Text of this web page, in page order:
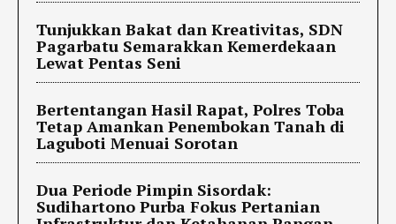
Tunjukkan Bakat dan Kreativitas, SDN
Pagarbatu Semarakkan Kemerdekaan
Lewat Pentas Seni
Bertentangan Hasil Rapat, Polres Toba
Tetap Amankan Penembokan Tanah di
Laguboti Menuai Sorotan
Dua Periode Pimpin Sisordak:
Sudihartono Purba Fokus Pertanian